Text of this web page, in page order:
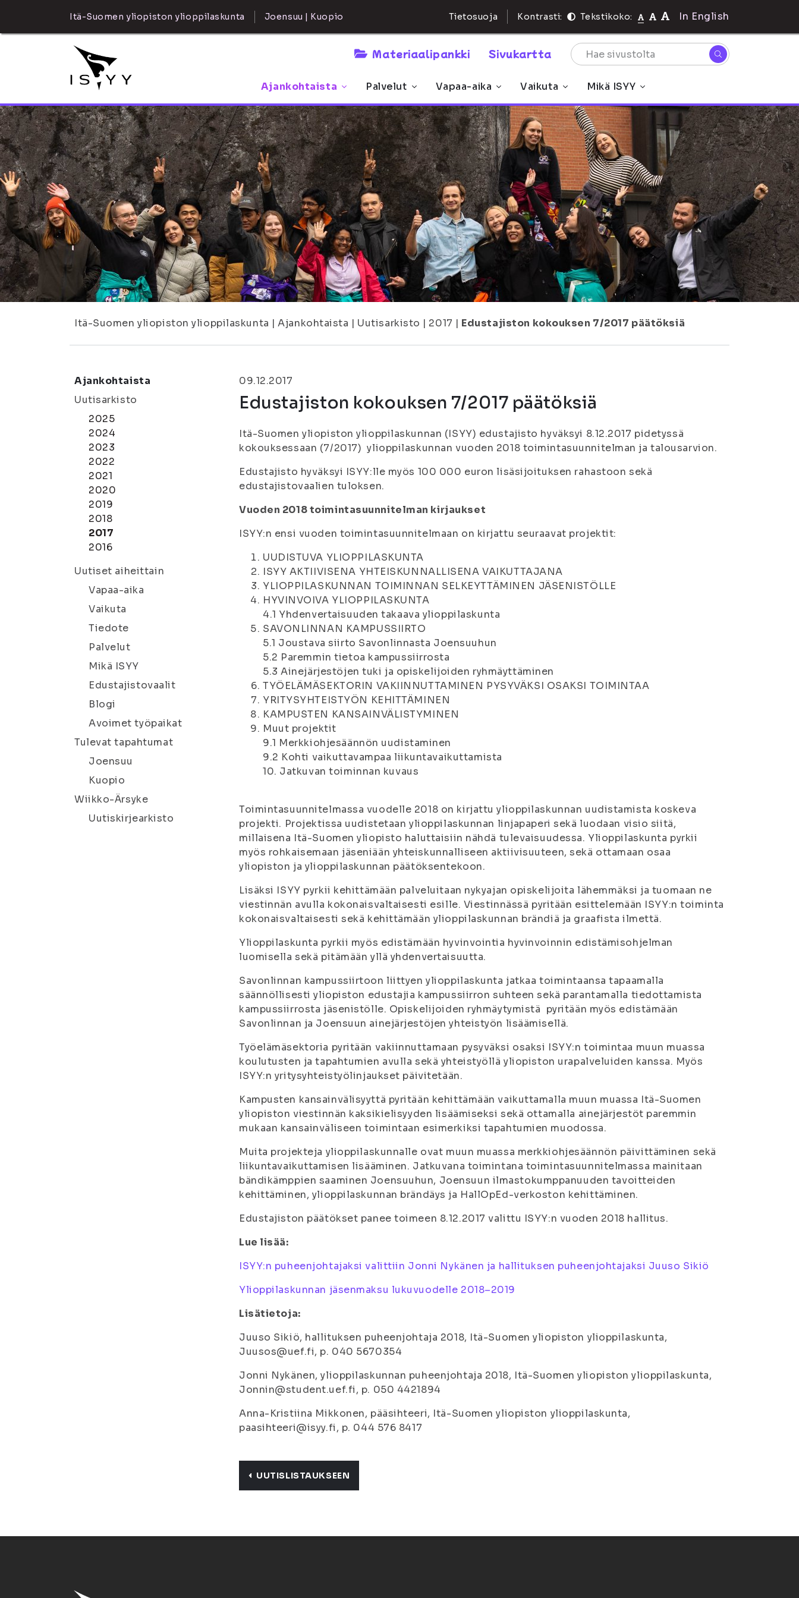
Itä-Suomen yliopiston ylioppilaskunta Joensuu | Kuopio Tietosuoja Kontrasti: Tekstikoko: In English
Materiaalipankki Sivukartta
Ajankohtaista Palvelut Vapaa-aika Vaikuta Mikä ISYY
Itä-Suomen yliopiston ylioppilaskunta | Ajankohtaista | Uutisarkisto | 2017 | Edustajiston kokouksen 7/2017 päätöksiä
Ajankohtaista
Uutisarkisto
2025
2024
2023
2022
2021
2020
2019
2018
2017
2016
Uutiset aiheittain
Vapaa-aika
Vaikuta
Tiedote
Palvelut
Mikä ISYY
Edustajistovaalit
Blogi
Avoimet työpaikat
Tulevat tapahtumat
Joensuu
Kuopio
Wiikko-Ärsyke
Uutiskirjearkisto
09.12.2017
Edustajiston kokouksen 7/2017 päätöksiä
Itä-Suomen yliopiston ylioppilaskunnan (ISYY) edustajisto hyväksyi 8.12.2017 pidetyssä
kokouksessaan (7/2017) ylioppilaskunnan vuoden 2018 toimintasuunnitelman ja talousarvion.
Edustajisto hyväksyi ISYY:lle myös 100 000 euron lisäsijoituksen rahastoon sekä
edustajistovaalien tuloksen.
Vuoden 2018 toimintasuunnitelman kirjaukset
ISYY:n ensi vuoden toimintasuunnitelmaan on kirjattu seuraavat projektit:
UUDISTUVA YLIOPPILASKUNTA
ISYY AKTIIVISENA YHTEISKUNNALLISENA VAIKUTTAJANA
YLIOPPILASKUNNAN TOIMINNAN SELKEYTTÄMINEN JÄSENISTÖLLE
HYVINVOIVA YLIOPPILASKUNTA
4.1 Yhdenvertaisuuden takaava ylioppilaskunta
SAVONLINNAN KAMPUSSIIRTO
5.1 Joustava siirto Savonlinnasta Joensuuhun
5.2 Paremmin tietoa kampussiirrosta
5.3 Ainejärjestöjen tuki ja opiskelijoiden ryhmäyttäminen
TYÖELÄMÄSEKTORIN VAKIINNUTTAMINEN PYSYVÄKSI OSAKSI TOIMINTAA
YRITYSYHTEISTYÖN KEHITTÄMINEN
KAMPUSTEN KANSAINVÄLISTYMINEN
Muut projektit
9.1 Merkkiohjesäännön uudistaminen
9.2 Kohti vaikuttavampaa liikuntavaikuttamista
10. Jatkuvan toiminnan kuvaus
Toimintasuunnitelmassa vuodelle 2018 on kirjattu ylioppilaskunnan uudistamista koskeva
projekti. Projektissa uudistetaan ylioppilaskunnan linjapaperi sekä luodaan visio siitä,
millaisena Itä-Suomen yliopisto haluttaisiin nähdä tulevaisuudessa. Ylioppilaskunta pyrkii
myös rohkaisemaan jäseniään yhteiskunnalliseen aktiivisuuteen, sekä ottamaan osaa
yliopiston ja ylioppilaskunnan päätöksentekoon.
Lisäksi ISYY pyrkii kehittämään palveluitaan nykyajan opiskelijoita lähemmäksi ja tuomaan ne
viestinnän avulla kokonaisvaltaisesti esille. Viestinnässä pyritään esittelemään ISYY:n toiminta
kokonaisvaltaisesti sekä kehittämään ylioppilaskunnan brändiä ja graafista ilmettä.
Ylioppilaskunta pyrkii myös edistämään hyvinvointia hyvinvoinnin edistämisohjelman
luomisella sekä pitämään yllä yhdenvertaisuutta.
Savonlinnan kampussiirtoon liittyen ylioppilaskunta jatkaa toimintaansa tapaamalla
säännöllisesti yliopiston edustajia kampussiirron suhteen sekä parantamalla tiedottamista
kampussiirrosta jäsenistölle. Opiskelijoiden ryhmäytymistä pyritään myös edistämään
Savonlinnan ja Joensuun ainejärjestöjen yhteistyön lisäämisellä.
Työelämäsektoria pyritään vakiinnuttamaan pysyväksi osaksi ISYY:n toimintaa muun muassa
koulutusten ja tapahtumien avulla sekä yhteistyöllä yliopiston urapalveluiden kanssa. Myös
ISYY:n yritysyhteistyölinjaukset päivitetään.
Kampusten kansainvälisyyttä pyritään kehittämään vaikuttamalla muun muassa Itä-Suomen
yliopiston viestinnän kaksikielisyyden lisäämiseksi sekä ottamalla ainejärjestöt paremmin
mukaan kansainväliseen toimintaan esimerkiksi tapahtumien muodossa.
Muita projekteja ylioppilaskunnalle ovat muun muassa merkkiohjesäännön päivittäminen sekä
liikuntavaikuttamisen lisääminen. Jatkuvana toimintana toimintasuunnitelmassa mainitaan
bändikämppien saaminen Joensuuhun, Joensuun ilmastokumppanuuden tavoitteiden
kehittäminen, ylioppilaskunnan brändäys ja HallOpEd-verkoston kehittäminen.
Edustajiston päätökset panee toimeen 8.12.2017 valittu ISYY:n vuoden 2018 hallitus.
Lue lisää:
ISYY:n puheenjohtajaksi valittiin Jonni Nykänen ja hallituksen puheenjohtajaksi Juuso Sikiö
Ylioppilaskunnan jäsenmaksu lukuvuodelle 2018–2019
Lisätietoja:
Juuso Sikiö, hallituksen puheenjohtaja 2018, Itä-Suomen yliopiston ylioppilaskunta,
Juusos@uef.fi, p. 040 5670354
Jonni Nykänen, ylioppilaskunnan puheenjohtaja 2018, Itä-Suomen yliopiston ylioppilaskunta,
Jonnin@student.uef.fi, p. 050 4421894
Anna-Kristiina Mikkonen, pääsihteeri, Itä-Suomen yliopiston ylioppilaskunta,
paasihteeri@isyy.fi, p. 044 576 8417
UUTISLISTAUKSEEN